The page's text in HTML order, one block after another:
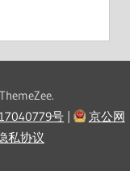
号 |
京公网
私协议